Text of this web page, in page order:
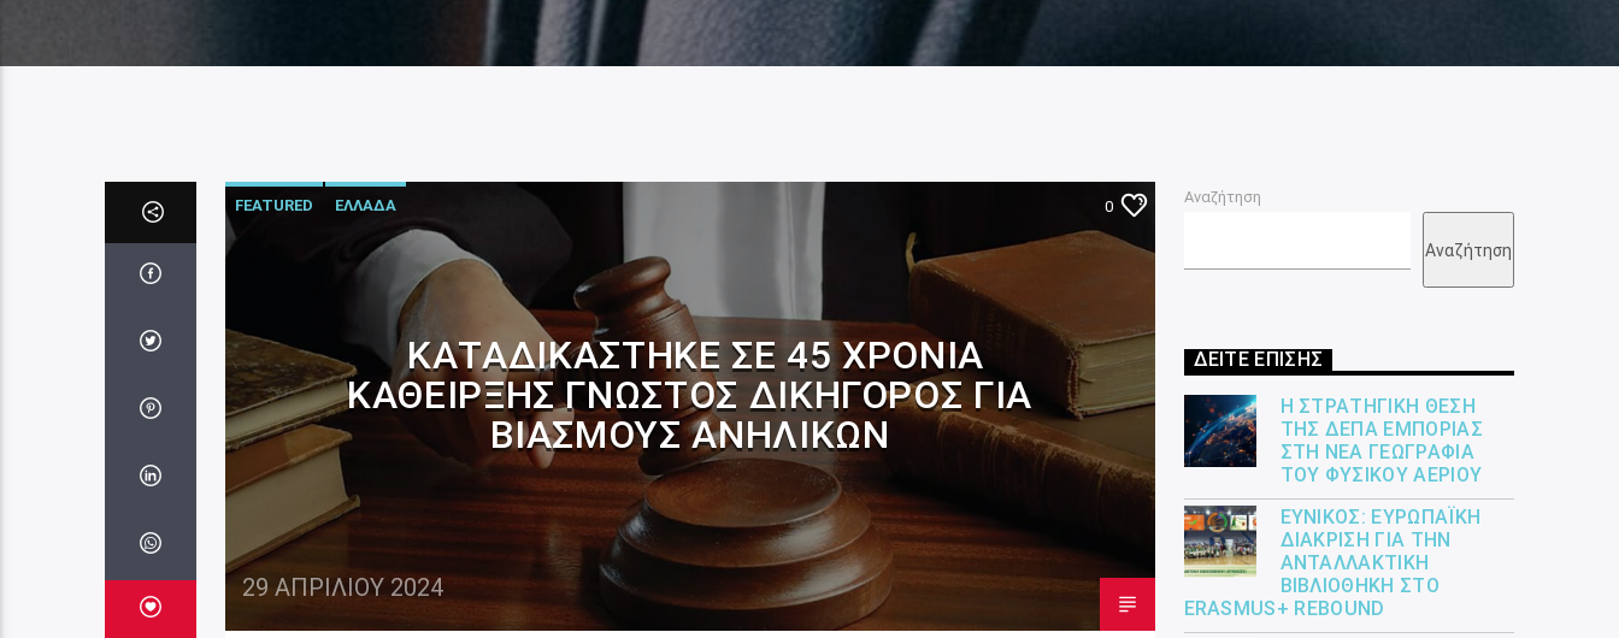
FEATURED ΕΛΛΑΔΑ 0
ΚΑΤΑΔΙΚΆΣΤΗΚΕ ΣΕ 45 ΧΡΌΝΙΑ
ΚΆΘΕΙΡΞΗΣ ΓΝΩΣΤΌΣ ΔΙΚΗΓΌΡΟΣ ΓΙΑ
ΒΙΑΣΜΟΎΣ ΑΝΗΛΊΚΩΝ
29 ΑΠΡΙΛΊΟΥ 2024
Αναζήτηση
Αναζήτηση
ΔΕΙΤΕ ΕΠΙΣΗΣ
Η ΣΤΡΑΤΗΓΙΚΉ ΘΈΣΗ
ΤΗΣ ΔΕΠΑ ΕΜΠΟΡΊΑΣ
ΣΤΗ ΝΈΑ ΓΕΩΓΡΑΦΊΑ
ΤΟΥ ΦΥΣΙΚΟΎ ΑΕΡΊΟΥ
ΕΎΝΙΚΟΣ: ΕΥΡΩΠΑΪΚΉ
ΔΙΆΚΡΙΣΗ ΓΙΑ ΤΗΝ
ΑΝΤΑΛΛΑΚΤΙΚΉ
ΒΙΒΛΙΟΘΉΚΗ ΣΤΟ
ERASMUS+ REBOUND